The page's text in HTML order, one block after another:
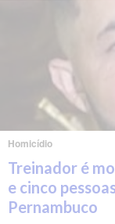
Homicídio
Treinador é
e cinco
Pernambuco